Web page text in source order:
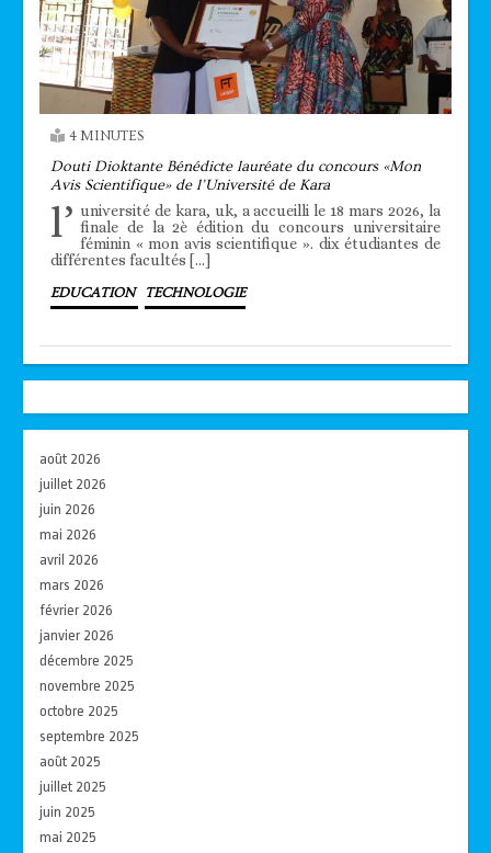
4 MINUTES
Douti Dioktante Bénédicte lauréate du concours «Mon
Avis Scientifique» de l’Université de Kara
l’ université de kara, uk, a accueilli le 18 mars 2026, la
finale de la 2è édition du concours universitaire
féminin « mon avis scientifique ». dix étudiantes de
différentes facultés […]
EDUCATION TECHNOLOGIE
août 2026
juillet 2026
juin 2026
mai 2026
avril 2026
mars 2026
février 2026
janvier 2026
décembre 2025
novembre 2025
octobre 2025
septembre 2025
août 2025
juillet 2025
juin 2025
mai 2025